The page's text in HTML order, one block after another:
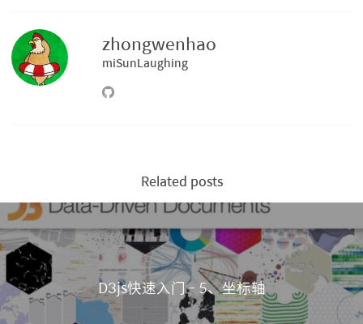
zhongwenhao
miSunLaughing
Related posts
D3js快速入门 - 5、坐标轴